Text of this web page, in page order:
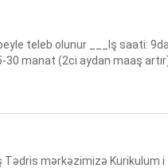
teleb olunur ___Iş saati:
30 manat (2ci aydan maaş
var 23:00dan-07:00a kim...
mərkəzimizə Kurikulum i